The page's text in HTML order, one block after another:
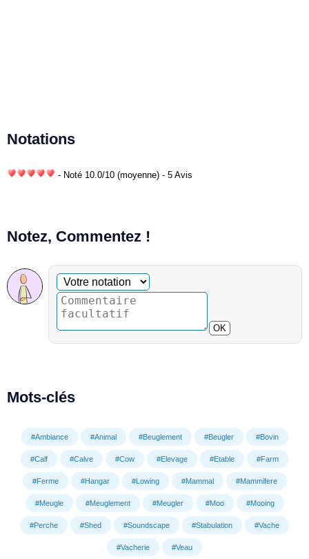
Notations
- Noté 10.0/10 (moyenne) - 5 Avis
Notez, Commentez !
Commentaire facultatif
Votre notation
OK
Mots-clés
#Ambiance #Animal #Beuglement #Beugler #Bovin
#Calf #Calve #Cow #Elevage #Etable #Farm
#Ferme #Hangar #Lowing #Mammal #Mammifere
#Meugle #Meuglement #Meugler #Moo #Mooing
#Perche #Shed #Soundscape #Stabulation #Vache
#Vacherie #Veau